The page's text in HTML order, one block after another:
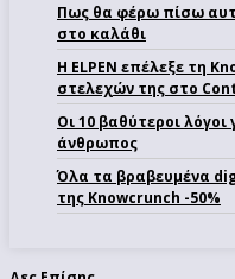
Πως θα φέρω πίσω
στο καλάθι
Η ELPEN επέλεξε τη
στελεχών της στο
Οι 10 βαθύτεροι λόγοι
άνθρωπος
Όλα τα βραβευμένα
της Knowcrunch -50%